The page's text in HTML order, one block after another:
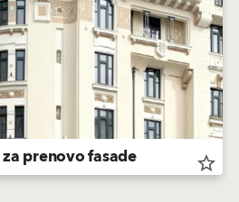
prenovo fasade star_border